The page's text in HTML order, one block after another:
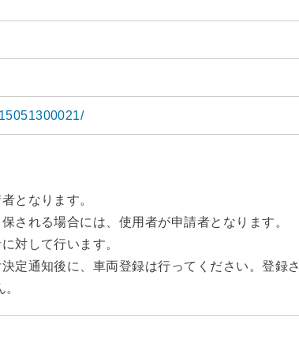
となります。
される場合には、使用者が申請者となります。
対して行います。
定通知後に、車両登録は行ってください。登録